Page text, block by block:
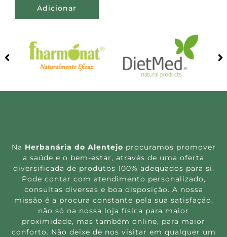
Adicionar
Na Herbanária do Alentejo procuramos promover
a saúde e o bem-estar, através de uma oferta
diversificada de produtos 100% adequados para si.
Pode contar com atendimento personalizado,
consultas diversas e boa disposição. A nossa
missão é a procura constante pela sua satisfação,
não só na nossa loja física para maior
proximidade, mas também online, para maior
conforto. Não deixe de nos visitar em qualquer um